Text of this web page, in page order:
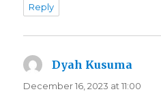
Reply
Dyah Kusuma
December 16, 2023 at 11:00